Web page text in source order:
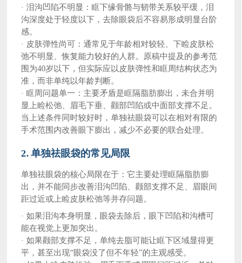
·泪沟凹陷不明显：眶下缘骨骼与韧带关系较平缓，泪
沟深度处于轻度以下，去除眼袋后不容易形成明显台阶
感。
· 皮肤弹性尚可：通常见于年龄相对较轻、下睑皮肤松
弛不明显、恢复能力较好的人群。原稿中提及的参考范
围为40岁以下，但实际应以皮肤弹性和眶周结构状态为
准，而非单纯以年龄判断。
·眶周问题单一：主要矛盾是眶隔脂肪膨出，未合并明
显上睑松弛、眉毛下垂、颧部凹陷或中面部支撑不足。
当上述条件同时较好时，单独祛眼袋可以在相对有限的
手术范围内改善眼下膨出，减少不必要的联合处理。
2. 单独祛眼袋的常见局限
单独祛眼袋的核心局限在于：它主要处理眶隔脂肪膨
出，并不能同步改善泪沟凹陷、颧部支撑不足、眉眼间
距过近或上睑皮肤松弛等并存问题。
·如果泪沟本身明显，眼袋去除后，眼下凹陷和沟槽可
能在视觉上更加突出。
·如果颧部支撑不足，单纯去脂可能让眶下区域显得更
平，甚至出现“眼袋没了但不年轻”的主观感受。